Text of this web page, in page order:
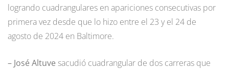
logrando cuadrangulares en apariciones consecutivas por
primera vez desde que lo hizo entre el 23 y el 24 de
agosto de 2024 en Baltimore.
– José Altuve sacudió cuadrangular de dos carreras que